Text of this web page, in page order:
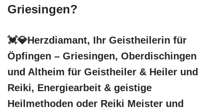
Griesingen?
💓️💎Herzdiamant, Ihr Geistheilerin für
Öpfingen – Griesingen, Oberdischingen
und Altheim für Geistheiler & Heiler und
Reiki, Energiearbeit & geistige
Heilmethoden oder Reiki Meister und